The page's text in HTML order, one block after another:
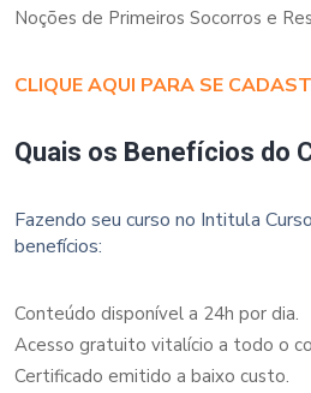
Noções de Primeiros Socorros e
CLIQUE AQUI PARA SE
Quais os Benefícios do
Fazendo seu curso no Intitula
benefícios:
Conteúdo disponível a 24h por dia.
Acesso gratuito vitalício a todo o
Certificado emitido a baixo custo.